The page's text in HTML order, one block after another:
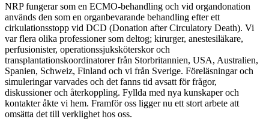
NRP fungerar som en ECMO-behandling och vid organdonation
används den som en organbevarande behandling efter ett
cirkulationsstopp vid DCD (Donation after Circulatory Death). Vi
var flera olika professioner som deltog; kirurger, anestesiläkare,
perfusionister, operationssjuksköterskor och
transplantationskoordinatorer från Storbritannien, USA, Australien,
Spanien, Schweiz, Finland och vi från Sverige. Föreläsningar och
simuleringar varvades och det fanns tid avsatt för frågor,
diskussioner och återkoppling. Fyllda med nya kunskaper och
kontakter åkte vi hem. Framför oss ligger nu ett stort arbete att
omsätta det till verklighet hos oss.